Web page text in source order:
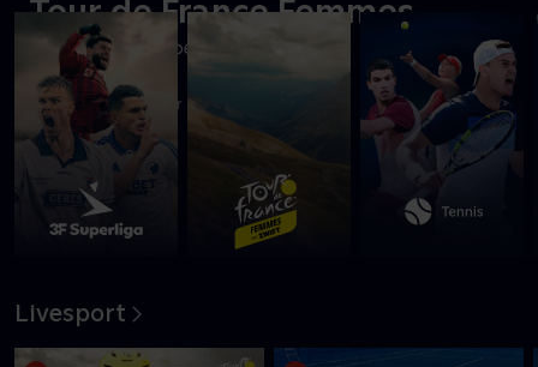
Tour de France Femmes
Se næstsidste etape fra Sisteron til Nice
timer
Livesport